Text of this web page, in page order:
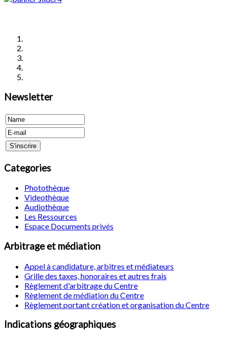
Newsletter
Categories
Photothèque
Videothèque
Audiothèque
Les Ressources
Espace Documents privés
Arbitrage et médiation
Appel à candidature, arbitres et médiateurs
Grille des taxes, honoraires et autres frais
Règlement d'arbitrage du Centre
Règlement de médiation du Centre
Règlement portant création et organisation du Centre
Indications géographiques